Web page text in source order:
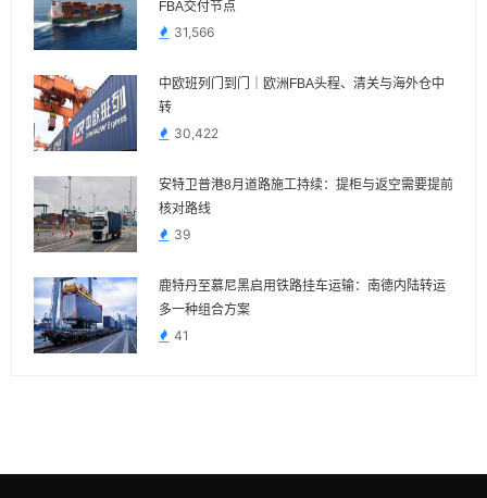
FBA交付节点
31,566
中欧班列门到门｜欧洲FBA头程、清关与海外仓中
转
30,422
安特卫普港8月道路施工持续：提柜与返空需要提前
核对路线
39
鹿特丹至慕尼黑启用铁路挂车运输：南德内陆转运
多一种组合方案
41